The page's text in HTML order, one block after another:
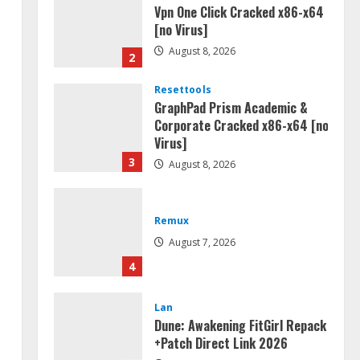
2
Vpn One Click Cracked x86-x64
[no Virus]
August 8, 2026
3
Resettools
GraphPad Prism Academic &
Corporate Cracked x86-x64 [no
Virus]
August 8, 2026
4
Remux
August 7, 2026
Lan
Dune: Awakening FitGirl Repack
+Patch Direct Link 2026